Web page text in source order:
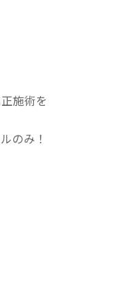
施術を
のみ！